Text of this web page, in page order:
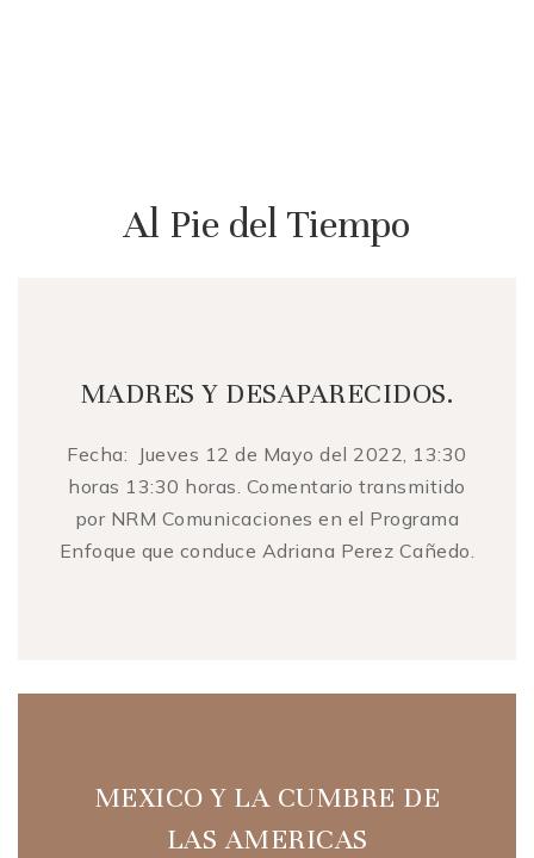
Al Pie del Tiempo
MADRES Y DESAPARECIDOS.
Fecha: Jueves 12 de Mayo del 2022, 13:30
horas 13:30 horas. Comentario transmitido
por NRM Comunicaciones en el Programa
Enfoque que conduce Adriana Perez Cañedo.
MEXICO Y LA CUMBRE DE
LAS AMERICAS